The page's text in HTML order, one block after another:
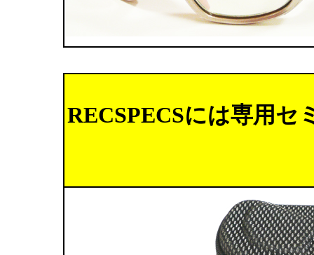
RECSPECSには専用